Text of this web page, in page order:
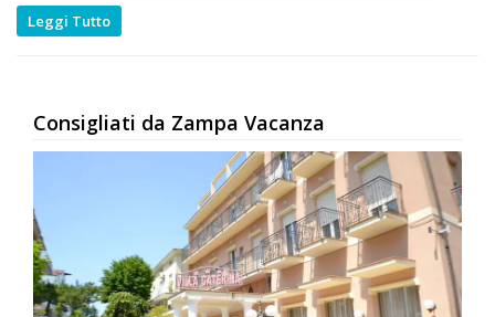
Leggi Tutto
Consigliati da Zampa Vacanza